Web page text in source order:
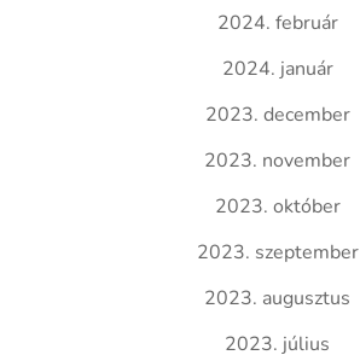
2024. február
2024. január
2023. december
2023. november
2023. október
2023. szeptember
2023. augusztus
2023. július